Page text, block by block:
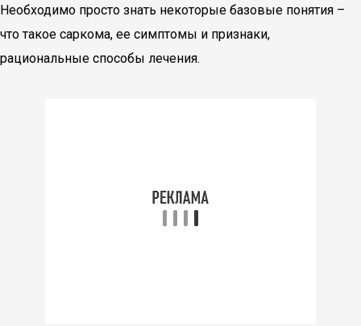
Необходимо просто знать некоторые базовые понятия –
что такое саркома, ее симптомы и признаки,
рациональные способы лечения.